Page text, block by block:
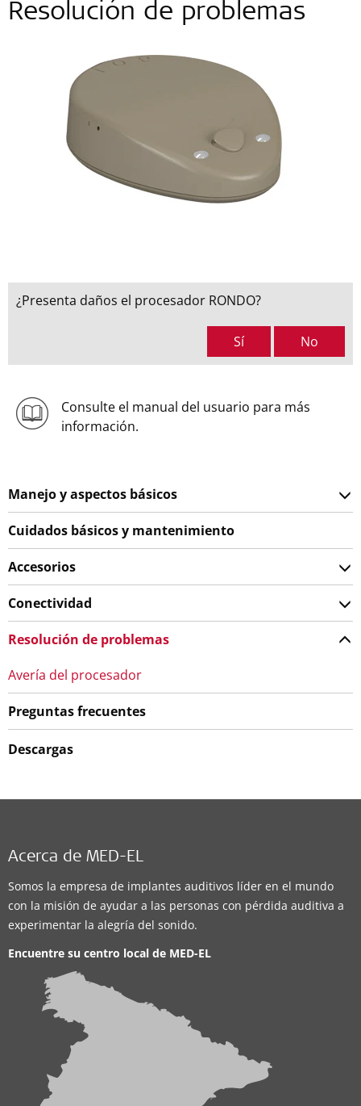
Resolución de problemas
¿Presenta daños el procesador RONDO?
Sí No
Consulte el manual del usuario para más
información.
Manejo y aspectos básicos
Cuidados básicos y mantenimiento
Accesorios
Conectividad
Resolución de problemas
Avería del procesador
Preguntas frecuentes
Descargas
Acerca de MED-EL
Somos la empresa de implantes auditivos líder en el mundo
con la misión de ayudar a las personas con pérdida auditiva a
experimentar la alegría del sonido.
Encuentre su centro local de MED-EL